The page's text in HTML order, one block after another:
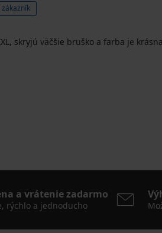
skryjú väčšie bruško a farba je
a vrátenie zadarmo
rýchlo a jednoducho